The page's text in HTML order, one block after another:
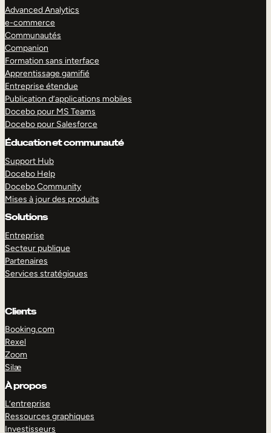
Advanced Analytics
e-commerce
Communautés
Companion
Formation sans interface
Apprentissage gamifié
Entreprise étendue
Publication d’applications mobiles
Docebo pour MS Teams
Docebo pour Salesforce
Éducation et communauté
Support Hub
Docebo Help
Docebo Community
Mises à jour des produits
Solutions
Entreprise
Secteur publique
Partenaires
Services stratégiques
Clients
Booking.com
Rexel
Zoom
Silæ
À propos
L’entreprise
Ressources graphiques
Investisseurs